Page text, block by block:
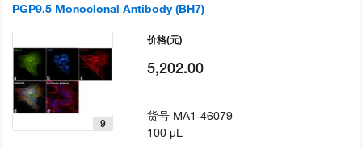
PGP9.5 Monoclonal Antibody (BH7)
9
价格(元)
5,202.00
货号 MA1-46079
100 µL